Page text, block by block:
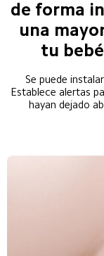
de forma
una
tu
Se puede
Establece alertas
hayan dejado